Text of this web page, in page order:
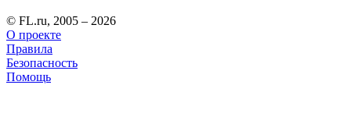
© FL.ru, 2005 – 2026
О проекте
Правила
Безопасность
Помощь